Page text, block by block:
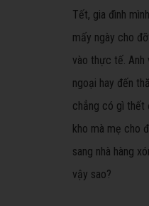
Tết, gia đình
mấy ngày cho
vào thực tế. Anh
ngoại hay đến
chẳng có gì thết
kho mà mẹ cho
sang nhà hàng
vậy sao?